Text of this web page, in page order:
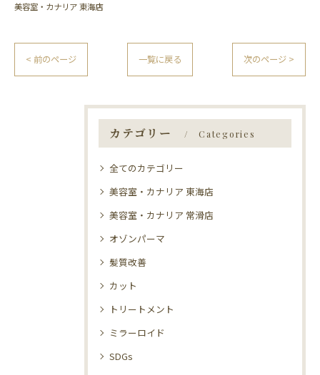
美容室・カナリア 東海店
< 前のページ 一覧に戻る 次のページ >
カテゴリー Categories
全てのカテゴリー
美容室・カナリア 東海店
美容室・カナリア 常滑店
オゾンパーマ
髪質改善
カット
トリートメント
ミラーロイド
SDGs